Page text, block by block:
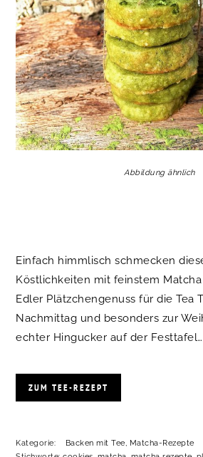
Abbildung ähnlich
Einfach himmlisch schmecken
Köstlichkeiten mit feinstem
Edler Plätzchengenuss für die Tea
Nachmittag und besonders zur
echter Hingucker auf der
ZUM TEE-REZEPT
Kategorie: Backen mit Tee
Matcha-Rezepte